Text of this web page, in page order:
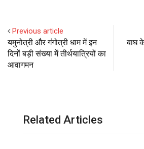
Previous article
यमुनोत्री और गंगोत्री धाम में इन
दिनों बड़ी संख्या में तीर्थयात्रियों का
आवागमन
बाघ
Related Articles